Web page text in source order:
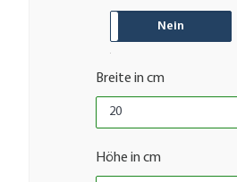
Nein
Breite in cm
Höhe in cm